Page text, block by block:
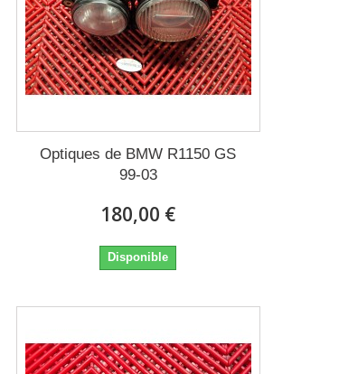
Optiques de BMW R1150 GS
99-03
180,00 €
Disponible